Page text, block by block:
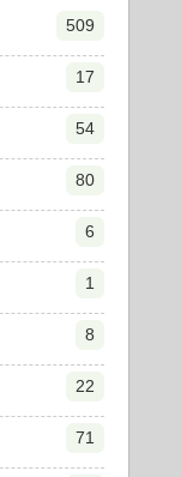
509
17
54
80
6
1
8
22
71